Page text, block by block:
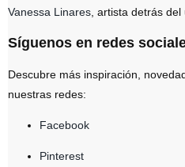
Vanessa Linares, artista detrás del
Síguenos en redes
Descubre más inspiración,
nuestras redes:
Facebook
Pinterest